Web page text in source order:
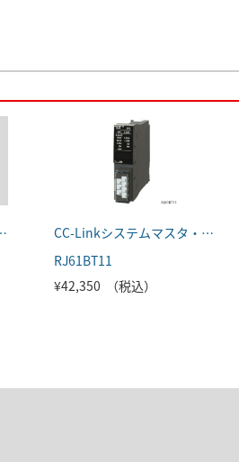
日本語版）
CC-Linkシステムマスタ・ローカルユニット
RJ61BT11
¥42,350 （税込）